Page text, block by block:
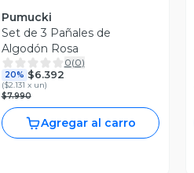
Pumucki
Set de 3 Pañales de
Algodón Rosa
0(0)
20% $6.392
($2.131 x un)
$7.990
Agregar al carro